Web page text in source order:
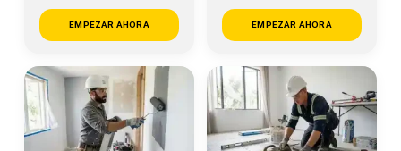
EMPEZAR AHORA EMPEZAR AHORA